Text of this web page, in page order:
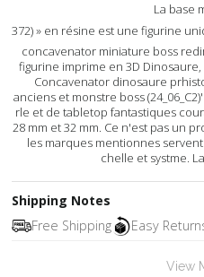
La base
372) » en résine est une figurine
concavenator miniature boss
figurine imprime en 3D
Concavenator dinosaure
anciens et monstre boss
rle et de tabletop fantastiques
28 mm et 32 mm. Ce n'est pas un
les marques mentionnes
chelle et systme.
Shipping Notes
Free Shipping
Easy
View